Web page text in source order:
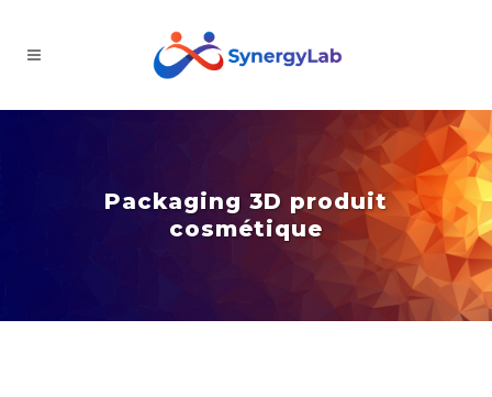
Packaging 3D produit
cosmétique